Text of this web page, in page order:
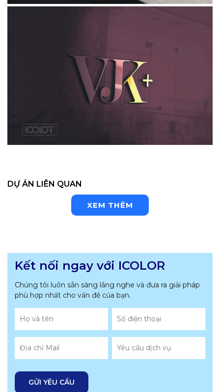
DỰ ÁN LIÊN QUAN
XEM THÊM
Kết nối ngay với ICOLOR
Chúng tôi luôn sẵn sàng lắng nghe và đưa ra giải pháp
phù hợp nhất cho vấn đề của bạn.